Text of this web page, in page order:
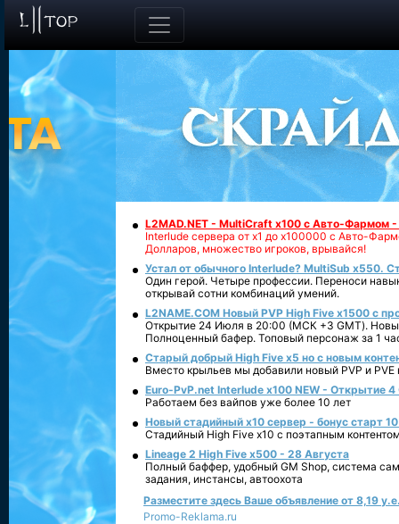
L2MAD.NET - MultiCraft x100 с Авто-Фармом
Interlude сервера от х1 до х100000 с Авто-
Долларов, множество игроков, врывайся!
Устал от обычного Interlude? MultiSub x550.
Один герой. Четыре профессии. Переноси
открывай сотни комбинаций умений.
L2NAME.COM Новый PVP High Five x1500 с
Открытие 24 Июля в 20:00 (МСК +3 GMT).
Полноценный бафер. Топовый персонаж за 1
Старый добрый High Five x5 но с новым
Вместо крыльев мы добавили новый PVP и PVE
Euro-PvP.net Interlude х100 NEW - Открытие 4
Работаем без вайпов уже более 10 лет
Новый стадийный х10 сервер - бонус старт
Стадийный High Five x10 с поэтапным
Lineage 2 High Five x500 - 28 Августа
Полный баффер, удобный GM Shop, система
задания, инстансы, автоохота
Разместите здесь Ваше объявление от 8,19
Promo-Reklama.ru